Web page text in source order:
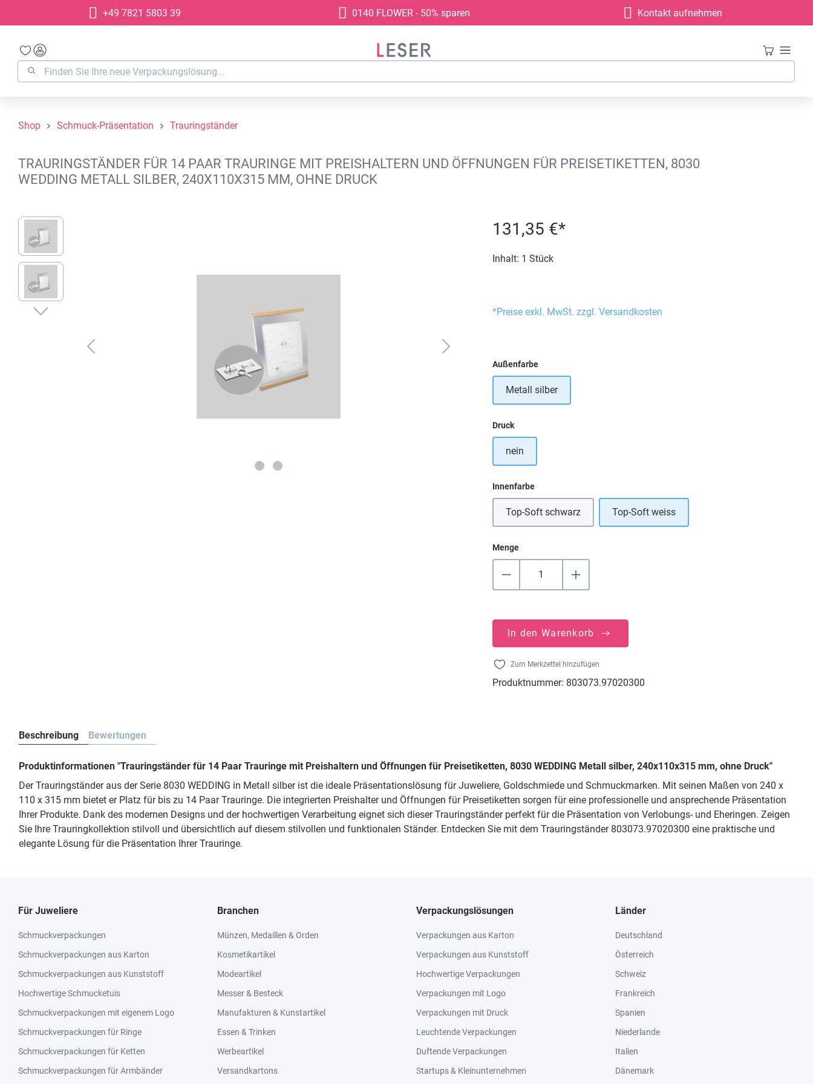
Zur Hauptnavigation springen
+49 7821 5803 39 0140 FLOWER - 50% sparen Kontakt aufnehmen
Shop Schmuck-Präsentation Trauringständer
TRAURINGSTÄNDER FÜR 14 PAAR TRAURINGE MIT PREISHALTERN UND ÖFFNUNGEN FÜR PREISETIKETTEN, 8030
WEDDING METALL SILBER, 240X110X315 MM, OHNE DRUCK
Bildergalerie überspringen 131,35 €*
Inhalt: 1 Stück
*Preise exkl. MwSt. zzgl. Versandkosten
Außenfarbeauswählen
Metall silber
Druckauswählen
nein
Innenfarbeauswählen
Top-Soft schwarz Top-Soft weiss
Menge
In den Warenkorb
Zum Merkzettel hinzufügen
Produktnummer: 803073.97020300
Beschreibung Bewertungen
Produktinformationen "Trauringständer für 14 Paar Trauringe mit Preishaltern und Öffnungen für Preisetiketten, 8030 WEDDING Metall silber, 240x110x315 mm, ohne Druck"
Der Trauringständer aus der Serie 8030 WEDDING in Metall silber ist die ideale Präsentationslösung für Juweliere, Goldschmiede und Schmuckmarken. Mit seinen Maßen von 240 x
110 x 315 mm bietet er Platz für bis zu 14 Paar Trauringe. Die integrierten Preishalter und Öffnungen für Preisetiketten sorgen für eine professionelle und ansprechende Präsentation
Ihrer Produkte. Dank des modernen Designs und der hochwertigen Verarbeitung eignet sich dieser Trauringständer perfekt für die Präsentation von Verlobungs- und Eheringen. Zeigen
Sie Ihre Trauringkollektion stilvoll und übersichtlich auf diesem stilvollen und funktionalen Ständer. Entdecken Sie mit dem Trauringständer 803073.97020300 eine praktische und
elegante Lösung für die Präsentation Ihrer Trauringe.
Für Juweliere
Schmuckverpackungen
Schmuckverpackungen aus Karton
Schmuckverpackungen aus Kunststoff
Hochwertige Schmucketuis
Schmuckverpackungen mit eigenem Logo
Schmuckverpackungen für Ringe
Schmuckverpackungen für Ketten
Schmuckverpackungen für Armbänder
Branchen
Münzen, Medaillen & Orden
Kosmetikartikel
Modeartikel
Messer & Besteck
Manufakturen & Kunstartikel
Essen & Trinken
Werbeartikel
Versandkartons
Verpackungslösungen
Verpackungen aus Karton
Verpackungen aus Kunststoff
Hochwertige Verpackungen
Verpackungen mit Logo
Verpackungen mit Druck
Leuchtende Verpackungen
Duftende Verpackungen
Startups & Kleinunternehmen
Länder
Deutschland
Österreich
Schweiz
Frankreich
Spanien
Niederlande
Italien
Dänemark